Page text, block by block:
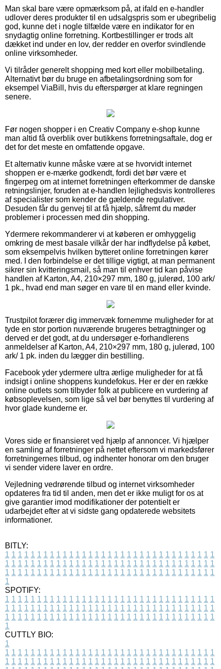
Man skal bare være opmærksom på, at ifald en e-handler
udlover deres produkter til en udsalgspris som er ubegribelig
god, kunne det i nogle tilfælde være en indikator for en
snydagtig online forretning. Kortbestillinger er trods alt
dækket ind under en lov, der redder en overfor svindlende
online virksomheder.
Vi tilråder generelt shopping med kort eller mobilbetaling.
Alternativt bør du bruge en afbetalingsordning som for
eksempel ViaBill, hvis du efterspørger at klare regningen
senere.
Før nogen shopper i en Creativ Company e-shop kunne
man altid få overblik over butikkens forretningsaftale, dog er
det for det meste en omfattende opgave.
Et alternativ kunne måske være at se hvorvidt internet
shoppen er e-mærke godkendt, fordi det bør være et
fingerpeg om at internet forretningen efterkommer de danske
retningslinjer, foruden at e-handlen lejlighedsvis kontrolleres
af specialister som kender de gældende regulativer.
Desuden får du genvej til at få hjælp, såfremt du møder
problemer i processen med din shopping.
Ydermere rekommanderer vi at køberen er omhyggelig
omkring de mest basale vilkår der har indflydelse på købet,
som eksempelvis hvilken bytteret online forretningen kører
med. I den forbindelse er det tillige vigtigt, at man permanent
sikrer sin kvitteringsmail, så man til enhver tid kan påvise
handlen af Karton, A4, 210×297 mm, 180 g, julerød, 100 ark/
1 pk., hvad end man søger en vare til en mand eller kvinde.
Trustpilot forærer dig immervæk fornemme muligheder for at
tyde en stor portion nuværende brugeres betragtninger og
derved er det godt, at du undersøger e-forhandlerens
anmeldelser af Karton, A4, 210×297 mm, 180 g, julerød, 100
ark/ 1 pk. inden du lægger din bestilling.
Facebook yder ydermere ultra ærlige muligheder for at få
indsigt i online shoppens kundefokus. Her er der en række
online outlets som tilbyder folk at publicere en vurdering af
købsoplevelsen, som lige så vel bør benyttes til vurdering af
hvor glade kunderne er.
Vores side er finansieret ved hjælp af annoncer. Vi hjælper
en samling af forretninger på nettet eftersom vi markedsfører
forretningernes tilbud, og indhenter honorar om den bruger
vi sender videre laver en ordre.
Vejledning vedrørende tilbud og internet virksomheder
opdateres fra tid til anden, men det er ikke muligt for os at
give garantier imod modifikationer der potentielt er
udarbejdet efter at vi sidste gang opdaterede websitets
informationer.
BITLY:
1 1 1 1 1 1 1 1 1 1 1 1 1 1 1 1 1 1 1 1 1 1 1 1 1 1 1 1 1 1 1 1 1
1 1 1 1 1 1 1 1 1 1 1 1 1 1 1 1 1 1 1 1 1 1 1 1 1 1 1 1 1 1 1 1 1
1 1 1 1 1 1 1 1 1 1 1 1 1 1 1 1 1 1 1 1 1 1 1 1 1 1 1 1 1 1 1 1 1
1
SPOTIFY:
1 1 1 1 1 1 1 1 1 1 1 1 1 1 1 1 1 1 1 1 1 1 1 1 1 1 1 1 1 1 1 1 1
1 1 1 1 1 1 1 1 1 1 1 1 1 1 1 1 1 1 1 1 1 1 1 1 1 1 1 1 1 1 1 1 1
1 1 1 1 1 1 1 1 1 1 1 1 1 1 1 1 1 1 1 1 1 1 1 1 1 1 1 1 1 1 1 1 1
1
CUTTLY BIO:
1
1 1 1 1 1 1 1 1 1 1 1 1 1 1 1 1 1 1 1 1 1 1 1 1 1 1 1 1 1 1 1 1 1
1 1 1 1 1 1 1 1 1 1 1 1 1 1 1 1 1 1 1 1 1 1 1 1 1 1 1 1 1 1 1 1 1